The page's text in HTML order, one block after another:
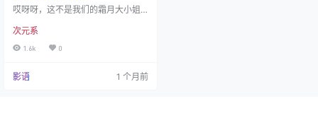
哎呀呀，这不是我们的霜月大小姐
的"特务"——专门在二次元和三次元
之间反复横跳的那种。带着标志性
的神秘人物 要说咱们霜月同学最厉
次元系
1.6k 0
影语 1 个月前